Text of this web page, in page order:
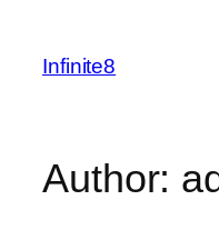
content
Infinite8
Author: